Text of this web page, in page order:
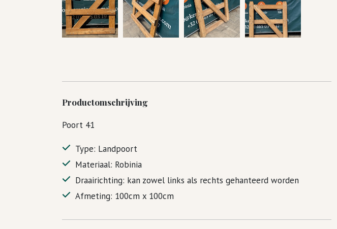
Productomschrijving
Poort 41
Type: Landpoort
Materiaal: Robinia
Draairichting: kan zowel links als rechts gehanteerd worden
Afmeting: 100cm x 100cm